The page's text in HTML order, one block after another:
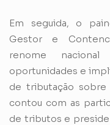
Em seguida, o
Gestor e
renome
oportunidades e
de tributação
contou com as
de tributos e